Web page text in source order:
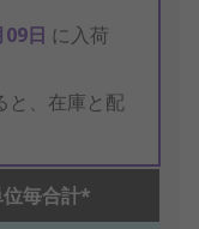
日 に入荷
と、在庫と配
毎合計*